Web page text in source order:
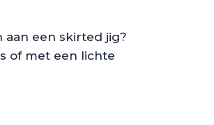
aan een skirted jig?
of met een lichte